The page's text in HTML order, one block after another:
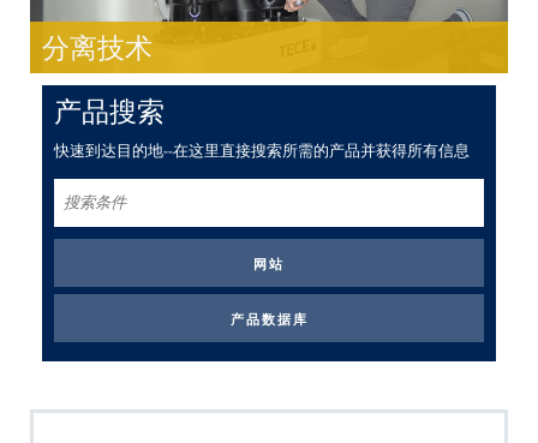
分离技术
产品搜索
快速到达目的地--在这里直接搜索所需的产品并获得所有信息
搜
索
条